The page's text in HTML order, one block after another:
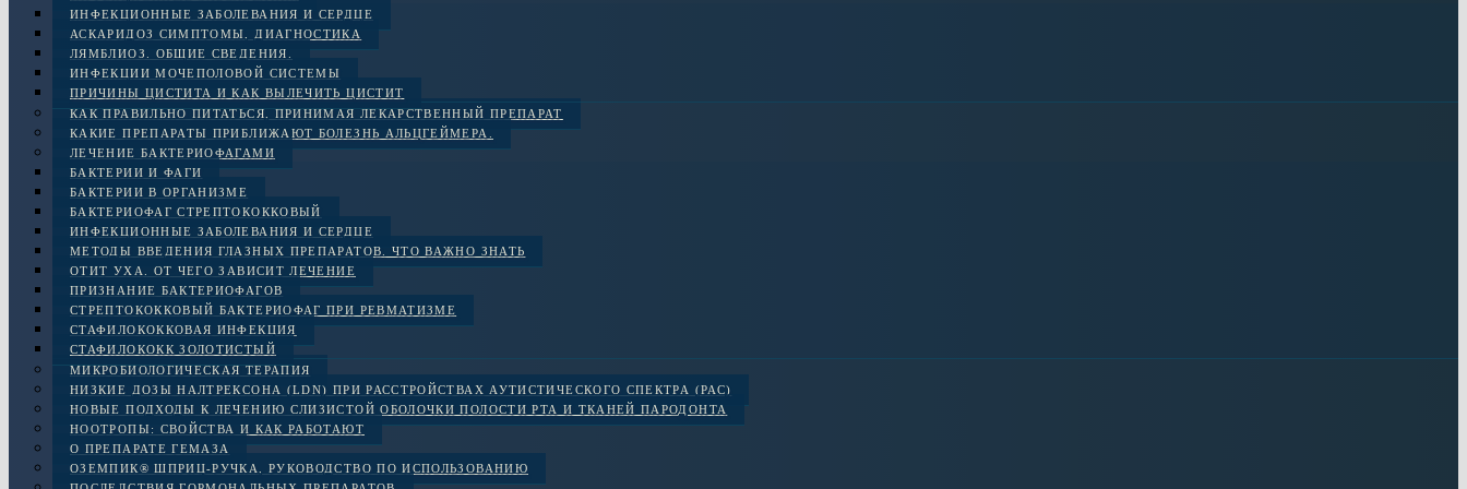
ИНФЕКЦИОННЫЕ ЗАБОЛЕВАНИЯ И СЕРДЦЕ
АСКАРИДОЗ СИМПТОМЫ, ДИАГНОСТИКА
ЛЯМБЛИОЗ. ОБЩИЕ СВЕДЕНИЯ.
ИНФЕКЦИИ МОЧЕПОЛОВОЙ СИСТЕМЫ
ПРИЧИНЫ ЦИСТИТА И КАК ВЫЛЕЧИТЬ ЦИСТИТ
КАК ПРАВИЛЬНО ПИТАТЬСЯ, ПРИНИМАЯ ЛЕКАРСТВЕННЫЙ ПРЕПАРАТ
КАКИЕ ПРЕПАРАТЫ ПРИБЛИЖАЮТ БОЛЕЗНЬ АЛЬЦГЕЙМЕРА.
ЛЕЧЕНИЕ БАКТЕРИОФАГАМИ
БАКТЕРИИ И ФАГИ
БАКТЕРИИ В ОРГАНИЗМЕ
БАКТЕРИОФАГ СТРЕПТОКОККОВЫЙ
ИНФЕКЦИОННЫЕ ЗАБОЛЕВАНИЯ И СЕРДЦЕ
МЕТОДЫ ВВЕДЕНИЯ ГЛАЗНЫХ ПРЕПАРАТОВ. ЧТО ВАЖНО ЗНАТЬ
ОТИТ УХА. ОТ ЧЕГО ЗАВИСИТ ЛЕЧЕНИЕ
ПРИЗНАНИЕ БАКТЕРИОФАГОВ
СТРЕПТОКОККОВЫЙ БАКТЕРИОФАГ ПРИ РЕВМАТИЗМЕ
СТАФИЛОКОККОВАЯ ИНФЕКЦИЯ
СТАФИЛОКОКК ЗОЛОТИСТЫЙ
МИКРОБИОЛОГИЧЕСКАЯ ТЕРАПИЯ
НИЗКИЕ ДОЗЫ НАЛТРЕКСОНА (LDN) ПРИ РАССТРОЙСТВАХ АУТИСТИЧЕСКОГО СПЕКТРА (РАС)
НОВЫЕ ПОДХОДЫ К ЛЕЧЕНИЮ СЛИЗИСТОЙ ОБОЛОЧКИ ПОЛОСТИ РТА И ТКАНЕЙ ПАРОДОНТА
НООТРОПЫ: СВОЙСТВА И КАК РАБОТАЮТ
О ПРЕПАРАТЕ ГЕМАЗА
ОЗЕМПИК® ШПРИЦ-РУЧКА, РУКОВОДСТВО ПО ИСПОЛЬЗОВАНИЮ